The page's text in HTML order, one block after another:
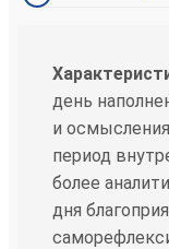
день
и
период
более
дня